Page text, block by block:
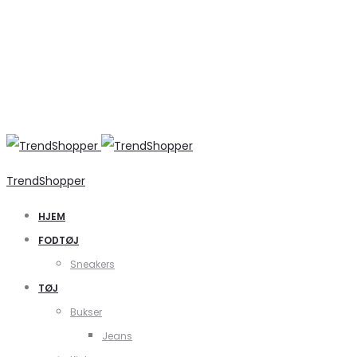
TrendShopper
HJEM
FODTØJ
Sneakers
TØJ
Bukser
Jeans